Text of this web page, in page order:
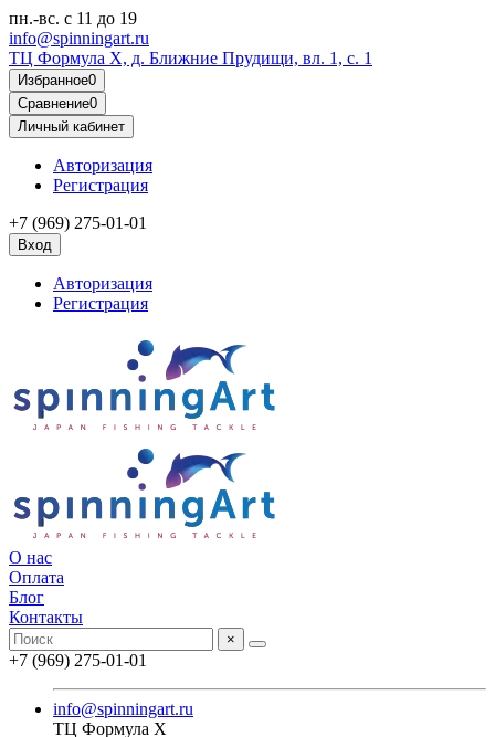
пн.-вс. с 11 до 19
info@spinningart.ru
ТЦ Формула X, д. Ближние Прудищи, вл. 1, с. 1
Избранное0
Сравнение0
Личный кабинет
Авторизация
Регистрация
+7 (969) 275-01-01
Вход
Авторизация
Регистрация
О нас
Оплата
Блог
Контакты
×
+7 (969) 275-01-01
info@spinningart.ru
ТЦ Формула X